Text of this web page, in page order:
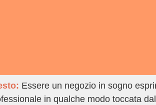
Essere un negozio in sogno
in qualche modo toccata